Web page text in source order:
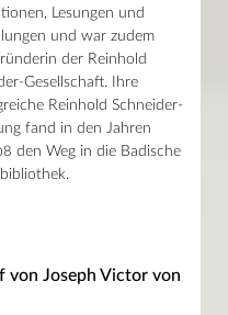
Lesungen und
und war zudem
der Reinhold
Gesellschaft. Ihre
Reinhold Schneider-
fand in den Jahren
den Weg in die Badische
von Joseph Victor von